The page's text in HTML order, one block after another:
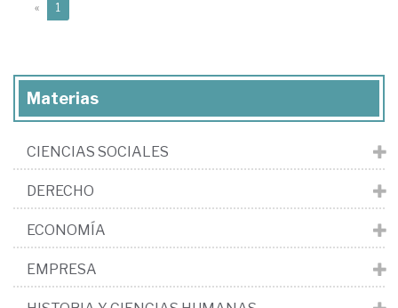
« 1
Materias
CIENCIAS SOCIALES
DERECHO
ECONOMÍA
EMPRESA